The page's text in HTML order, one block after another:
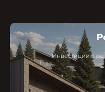
Инвестиции в